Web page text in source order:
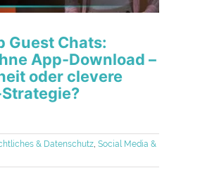
Guest Chats:
App-Download –
oder clevere
& Datenschutz,Social Media &